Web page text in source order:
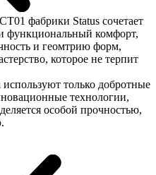
фабрики Status сочетает
функциональный комфорт,
и геомтрию форм,
которое не терпит
только добротные
технологии,
особой прочностью,